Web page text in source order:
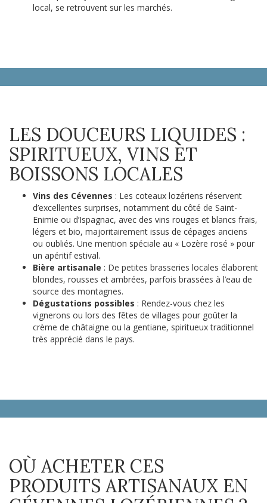
local, se retrouvent sur les marchés.
LES DOUCEURS LIQUIDES :
SPIRITUEUX, VINS ET
BOISSONS LOCALES
Vins des Cévennes : Les coteaux lozériens réservent
d’excellentes surprises, notamment du côté de Saint-
Enimie ou d’Ispagnac, avec des vins rouges et blancs frais,
légers et bio, majoritairement issus de cépages anciens
ou oubliés. Une mention spéciale au « Lozère rosé » pour
un apéritif estival.
Bière artisanale : De petites brasseries locales élaborent
blondes, rousses et ambrées, parfois brassées à l’eau de
source des montagnes.
Dégustations possibles : Rendez-vous chez les
vignerons ou lors des fêtes de villages pour goûter la
crème de châtaigne ou la gentiane, spiritueux traditionnel
très apprécié dans le pays.
OÙ ACHETER CES
PRODUITS ARTISANAUX EN